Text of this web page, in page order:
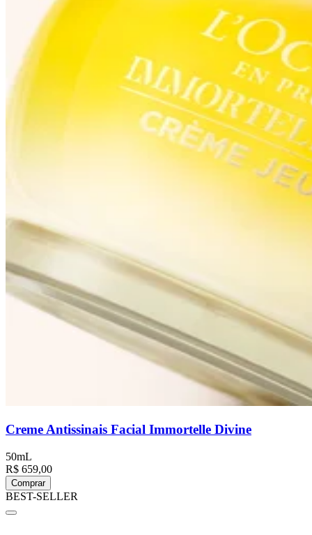
Creme Antissinais Facial Immortelle Divine
50mL
R$ 659,00
Comprar
BEST-SELLER